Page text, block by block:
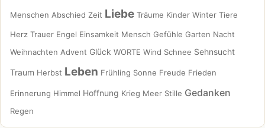
Menschen Abschied Zeit Liebe Träume Kinder Winter Tiere
Herz Trauer Engel Einsamkeit Mensch Gefühle Garten Nacht
Weihnachten Advent Glück WORTE Wind Schnee Sehnsucht
Traum Herbst Leben Frühling Sonne Freude Frieden
Erinnerung Himmel Hoffnung Krieg Meer Stille Gedanken
Regen